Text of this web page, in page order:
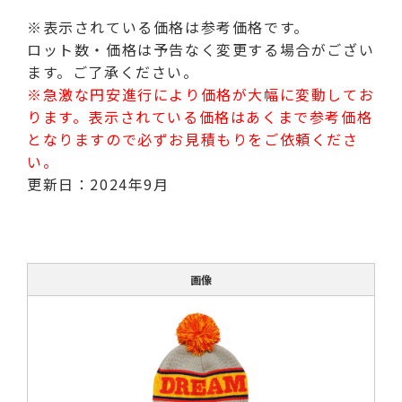
※表示されている価格は参考価格です。
ロット数・価格は予告なく変更する場合がござい
ます。ご了承ください。
※急激な円安進行により価格が大幅に変動してお
ります。表示されている価格はあくまで参考価格
となりますので必ずお見積もりをご依頼くださ
い。
更新日：2024年9月
画像